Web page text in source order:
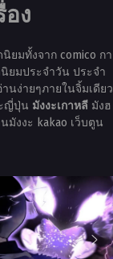
ง
ยมทั้งจาก comico กา
ยมประจำวัน ประจำ
นง่ายๆภายในจิ้มเดียว
ญี่ปุ่น มังงะเกาหลีมังฮ
มังงะ kakao เว็บตูน